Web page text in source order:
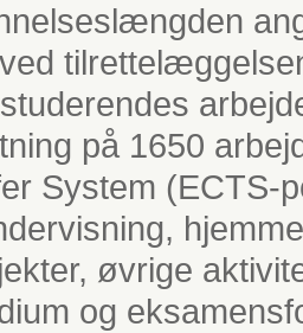
på 1650
System (ECTS-
øvrige
og